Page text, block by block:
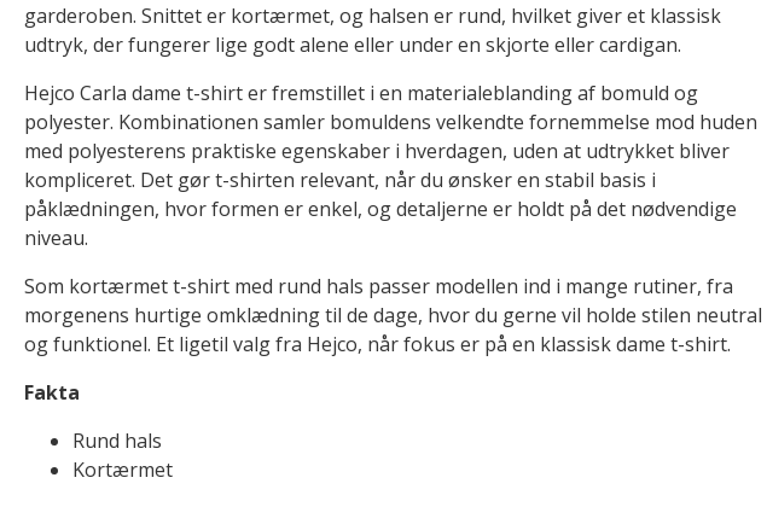
garderoben. Snittet er kortærmet, og halsen er rund, hvilket giver et klassisk
udtryk, der fungerer lige godt alene eller under en skjorte eller cardigan.
Hejco Carla dame t-shirt er fremstillet i en materialeblanding af bomuld og
polyester. Kombinationen samler bomuldens velkendte fornemmelse mod huden
med polyesterens praktiske egenskaber i hverdagen, uden at udtrykket bliver
kompliceret. Det gør t-shirten relevant, når du ønsker en stabil basis i
påklædningen, hvor formen er enkel, og detaljerne er holdt på det nødvendige
niveau.
Som kortærmet t-shirt med rund hals passer modellen ind i mange rutiner, fra
morgenens hurtige omklædning til de dage, hvor du gerne vil holde stilen neutral
og funktionel. Et ligetil valg fra Hejco, når fokus er på en klassisk dame t-shirt.
Fakta
Rund hals
Kortærmet